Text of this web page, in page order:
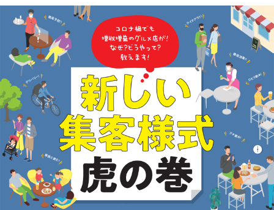
ち
ゃ
く
生
活
情
載
メ
ニ
ュ
ー
見
本
誌
を
見
る
媒
体
名
（エ
リ
会
社
概
要
広
告
掲